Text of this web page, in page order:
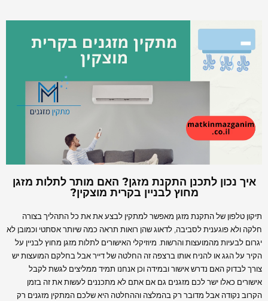
איך נכון לתכנן התקנת מזגן? האם מותר לתלות מזגן
מחוץ לבניין בקרית מוצקין?
תיקון טלפון של התקנת מזגן מאפשר למתקין לבצע את את כל התהליך בצורה
חלקה ולא פוגענית לסביבה, לדאוג שהן רואות תראה כמה שיותר אסתטי וכמובן לא
יגרום לבעיות מהמועצות והרשות. מיוזיקלי האישורים לתלות מזגן מחוץ לבניין על
הקיר על הגג או להניח אותו ברצפה זה החלטה של דייר אבל בחלקם המועצות יש
צורך לבדוק האם נדרש אישור ובמידה וכן אנחנו תמיד ממליצים לגשת לקבל
אישורים כאלו ישר לכם מזגנים גם אם אתם לא מתכננים לעשות את זה בזמן
הקרוב נקודה אבל מדובר רק בהמלצה וההחלטה היא שלכם המתקין מזגנים רק